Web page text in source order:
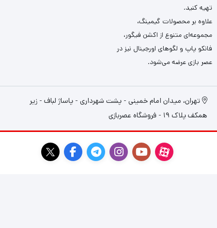
تهیه کنید.
علاوه بر محصولات گیمینگ،
مجموعه‌ای متنوع از اکشن فیگور،
فانکو پاپ و لگوهای اورجینال نیز در
عصر بازی عرضه می‌شود.
تهران، میدان امام خمینی - پشت شهرداری - پاساژ لباف - زیر
همکف پلاک 19 - فروشگاه عصربازی